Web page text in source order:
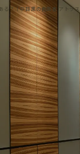
る？｜中目黒の歯医者 アトラ